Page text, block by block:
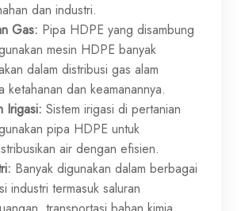
dan industri.
Gas: Pipa HDPE yang disambung
mesin HDPE banyak
dalam distribusi gas alam
ketahanan dan keamanannya.
Irigasi: Sistem irigasi di pertanian
pipa HDPE untuk
air dengan efisien.
Banyak digunakan dalam berbagai
industri termasuk saluran